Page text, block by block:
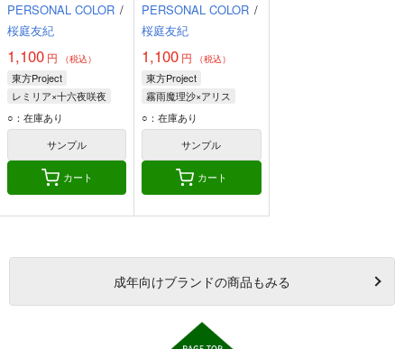
PERSONAL COLOR /
桜庭友紀
1,100 円 （税込）
東方Project
レミリア×十六夜咲夜
博麗霊夢
十六夜咲夜
○：在庫あり
サンプル
カート
PERSONAL COLOR /
桜庭友紀
1,100 円 （税込）
東方Project
霧雨魔理沙×アリス
博麗霊夢
アリス・マーガトロイド
○：在庫あり
サンプル
カート
成年向けブランドの商品もみる